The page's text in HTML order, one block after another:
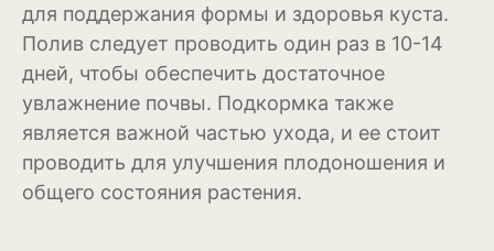
Тюльпан
Фиалка
Физалис
Флокс
Форзиция
для поддержания формы и здоровья куста.
Полив следует проводить один раз в 10-14
дней, чтобы обеспечить достаточное
увлажнение почвы. Подкормка также
является важной частью ухода, и ее стоит
проводить для улучшения плодоношения и
общего состояния растения.